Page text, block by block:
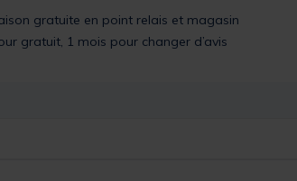
gratuite en point relais et magasin
gratuit, 1 mois pour changer d’avis